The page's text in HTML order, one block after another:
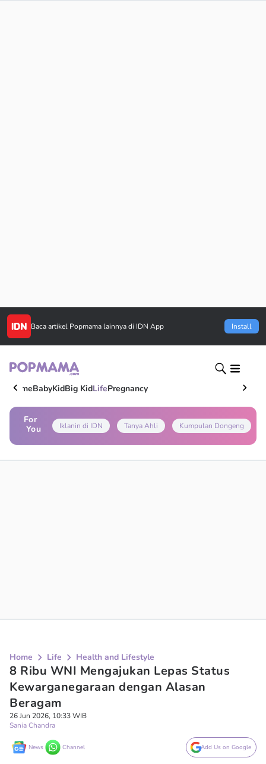
Baca artikel Popmama lainnya di IDN App Install
HomeBabyKidBig KidLifePregnancy
For
You
Iklanin di IDN Tanya Ahli Kumpulan Dongeng
Home Life Health and Lifestyle
8 Ribu WNI Mengajukan Lepas Status
Kewarganegaraan dengan Alasan
Beragam
26 Jun 2026, 10:33 WIB
Sania Chandra
News Channel Add Us on Google